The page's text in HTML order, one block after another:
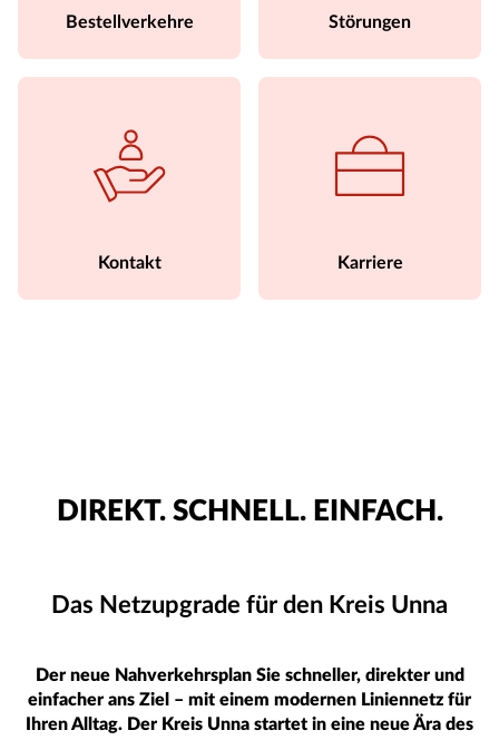
Bestellverkehre Störungen
Kontakt Karriere
DIREKT. SCHNELL. EINFACH.
Das Netzupgrade für den Kreis Unna
Der neue Nahverkehrsplan Sie schneller, direkter und
einfacher ans Ziel – mit einem modernen Liniennetz für
Ihren Alltag. Der Kreis Unna startet in eine neue Ära des